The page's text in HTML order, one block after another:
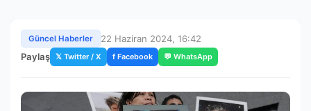
Güncel Haberler
22 Haziran 2024, 16:42
Paylaş 𝕏 Twitter / X f Facebook 💬 WhatsApp